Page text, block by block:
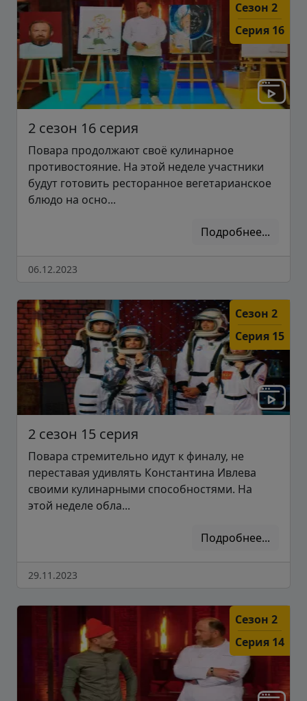
Сезон 2
Серия 16
2 сезон 16 серия
Повара продолжают своё кулинарное
противостояние. На этой неделе участники
будут готовить ресторанное вегетарианское
блюдо на осно...
Подробнее...
06.12.2023
Сезон 2
Серия 15
2 сезон 15 серия
Повара стремительно идут к финалу, не
переставая удивлять Константина Ивлева
своими кулинарными способностями. На
этой неделе обла...
Подробнее...
29.11.2023
Сезон 2
Серия 14